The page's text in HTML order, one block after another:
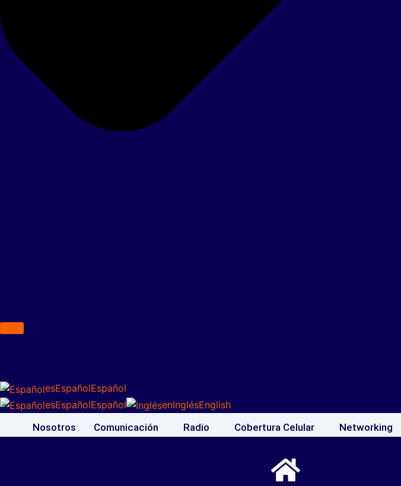
esEspañolEspañol
esEspañolEspañol enInglésEnglish
Nosotros
Comunicación Radio Cobertura Celular Networking